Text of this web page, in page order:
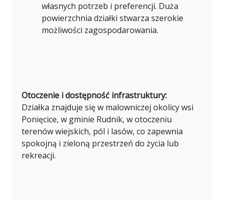
własnych potrzeb i preferencji. Duża
powierzchnia działki stwarza szerokie
możliwości zagospodarowania.
Otoczenie i dostępność infrastruktury:
Działka znajduje się w malowniczej okolicy wsi
Ponięcice, w gminie Rudnik, w otoczeniu
terenów wiejskich, pól i lasów, co zapewnia
spokojną i zieloną przestrzeń do życia lub
rekreacji.